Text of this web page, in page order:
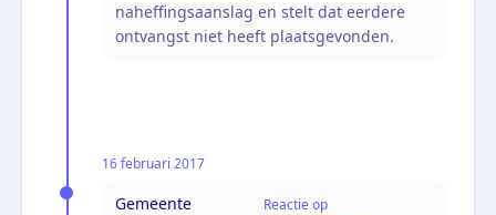
naheffingsaanslag en stelt dat eerdere
ontvangst niet heeft plaatsgevonden.
16 februari 2017
Gemeente
Reactie op